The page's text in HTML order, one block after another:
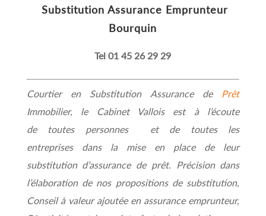
Substitution Assurance Emprunteur
Bourquin
Tel 01 45 26 29 29
Courtier en Substitution Assurance de Prêt
Immobilier, le Cabinet Vallois est à l’écoute
de toutes personnes et de toutes les
entreprises dans la mise en place de leur
substitution d’assurance de prêt. Précision dans
l’élaboration de nos propositions de substitution,
Conseil à valeur ajoutée en assurance emprunteur,